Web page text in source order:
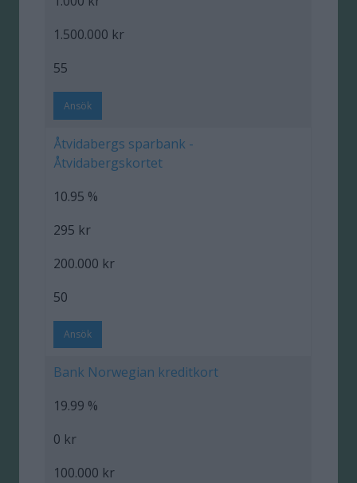
1.500.000 kr
55
Ansök
Åtvidabergs sparbank -
Åtvidabergskortet
10.95 %
295 kr
200.000 kr
50
Ansök
Bank Norwegian kreditkort
19.99 %
0 kr
100.000 kr